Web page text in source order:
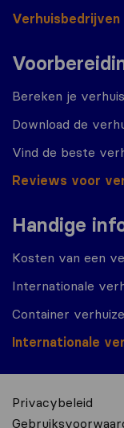
Verhuisbedrijven
Bereken je
Download de
Vind de beste
Reviews voor
Handige
Kosten van een
Internationale
Container
Internationale
Privacybeleid